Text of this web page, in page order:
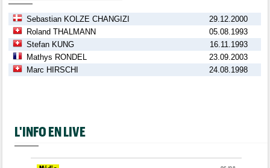
Sebastian KOLZE CHANGIZI
29.12.2000
Roland THALMANN
05.08.1993
Stefan KUNG
16.11.1993
Mathys RONDEL
23.09.2003
Marc HIRSCHI
24.08.1998
L'INFO EN LIVE